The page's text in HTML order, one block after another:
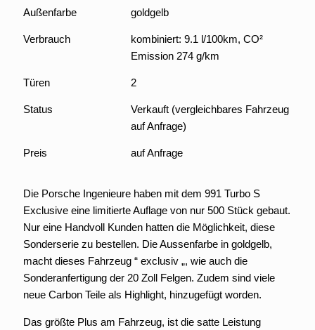
Außenfarbe goldgelb
Verbrauch
kombiniert: 9.1 l/100km, CO²
Emission 274 g/km
Türen 2
Status
Verkauft (vergleichbares Fahrzeug
auf Anfrage)
Preis auf Anfrage
Die Porsche Ingenieure haben mit dem 991 Turbo S
Exclusive eine limitierte Auflage von nur 500 Stück gebaut.
Nur eine Handvoll Kunden hatten die Möglichkeit, diese
Sonderserie zu bestellen. Die Aussenfarbe in goldgelb,
macht dieses Fahrzeug “ exclusiv „, wie auch die
Sonderanfertigung der 20 Zoll Felgen. Zudem sind viele
neue Carbon Teile als Highlight, hinzugefügt worden.
Das größte Plus am Fahrzeug, ist die satte Leistung